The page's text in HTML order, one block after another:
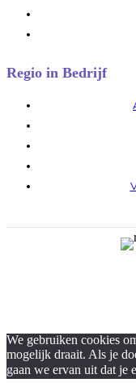
Regio in Bedrijf
We gebruiken cookies
mogelijk draait. Als je
gaan we ervan uit dat je